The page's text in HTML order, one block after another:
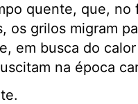
quente, que, no
os grilos migram
em busca do
na época